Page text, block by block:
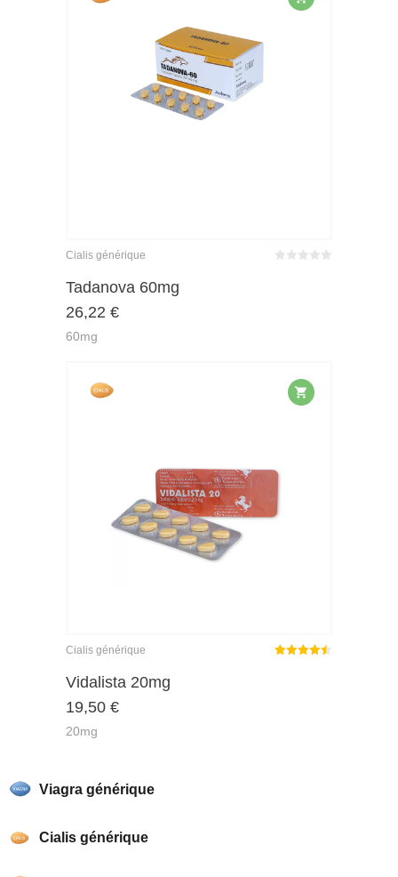
Viagra générique
Cialis générique
Cialis générique
Tadanova 60mg
26,22 €
60mg
Cialis générique
Vidalista 20mg
19,50 €
20mg